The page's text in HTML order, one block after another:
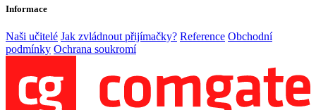
Informace
Naši učitelé Jak zvládnout přijímačky? Reference Obchodní
podmínky Ochrana soukromí